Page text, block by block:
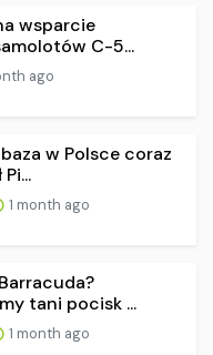
wsparcie
C-5...
ago
w Polsce coraz
1 month ago
tani pocisk ...
1 month ago